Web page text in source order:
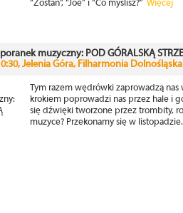
“Zostań”, “Joe” i “Co myślisz?” Więcej
muzyczny: POD GÓRALSKĄ
Jelenia Góra, Filharmonia Dolnośląska
Tym razem wędrówki zaprowadzą nas
krokiem poprowadzi nas przez hale i
się dźwięki tworzone przez trombity,
muzyce? Przekonamy się w listopadzie.